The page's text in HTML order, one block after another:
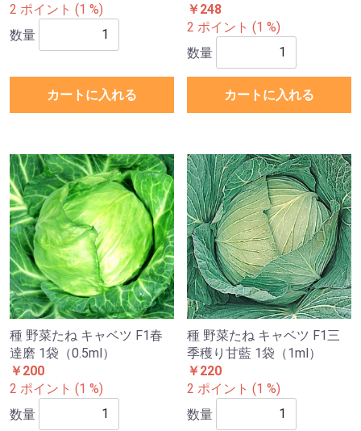
2 ポイント (1 %)
数量
カートに入れる
￥248
2 ポイント (1 %)
数量
カートに入れる
種 野菜たね キャベツ F1春
達磨 1袋（0.5ml）
￥200
2 ポイント (1 %)
数量
種 野菜たね キャベツ F1三
季穫り甘藍 1袋（1ml）
￥220
2 ポイント (1 %)
数量